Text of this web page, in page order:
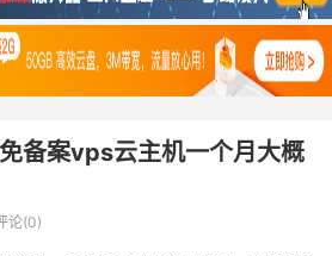
备案vps云主机一个月大概
论(0)